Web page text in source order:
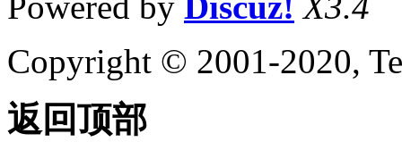
Copyright © 2001-2020,
返回顶部